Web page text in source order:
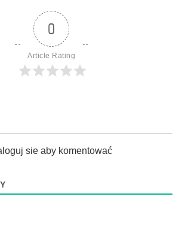
0
Article Rating
sie aby komentować